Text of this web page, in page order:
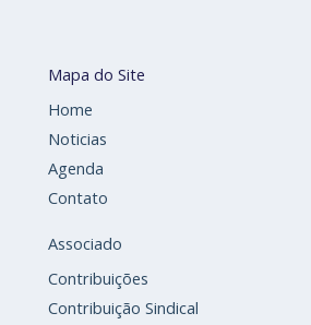
Mapa do Site
Home
Noticias
Agenda
Contato
Associado
Contribuições
Contribuição Sindical